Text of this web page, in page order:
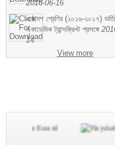
2016-06-16
একাদশ শ্রেণির (২০১৬-২০১৭)
একাডেমিক ট্রান্সক্রিপ্ট প্রসঙ্গে
14
View more